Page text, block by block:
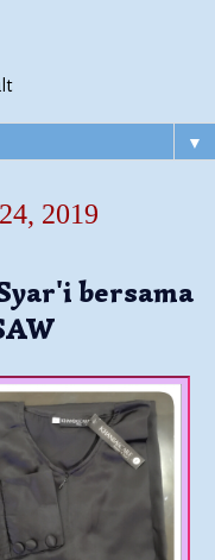
▼
2019
bersama